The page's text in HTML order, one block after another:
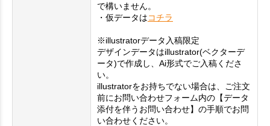
で構いません。
・仮データはコチラ
※illustratorデータ入稿限定
デザインデータはillustrator(ベクターデ
ータ)で作成し、Ai形式でご入稿くださ
い。
illustratorをお持ちでない場合は、ご注文
前にお問い合わせフォーム内の【データ
添付を伴うお問い合わせ】の手順でお問
い合わせください。